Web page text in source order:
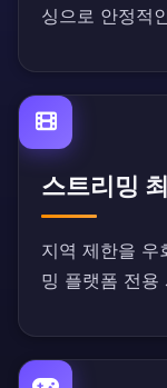
싱으로 안정적
스트리밍
지역 제한을 우
밍 플랫폼 전용